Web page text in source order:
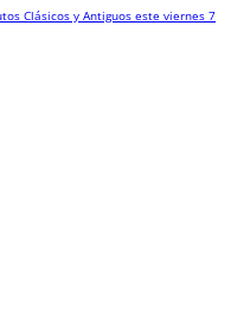
Clásicos y Antiguos este viernes 7